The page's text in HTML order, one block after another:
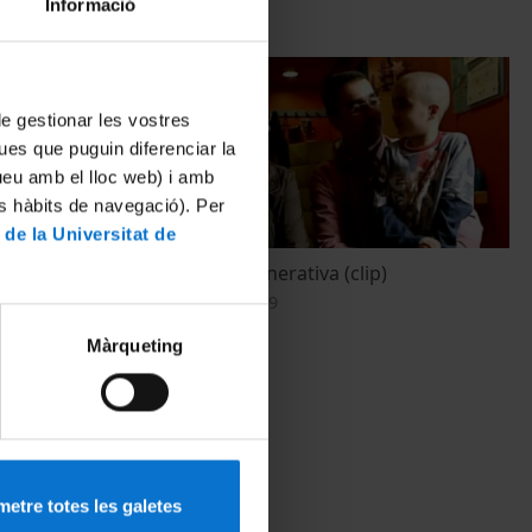
Informació
gestionar les vostres
que puguin diferenciar la
amb el lloc web) i amb
hàbits de navegació). Per
la Universitat de
Màrqueting
totes les galetes
Medicina Regenerativa (clip)
1 novembre, 2009